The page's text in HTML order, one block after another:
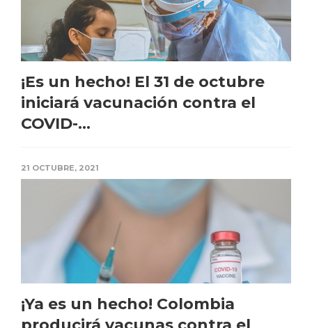
¡Es un hecho! El 31 de octubre
iniciará vacunación contra el
COVID-...
21 OCTUBRE, 2021
¡Ya es un hecho! Colombia